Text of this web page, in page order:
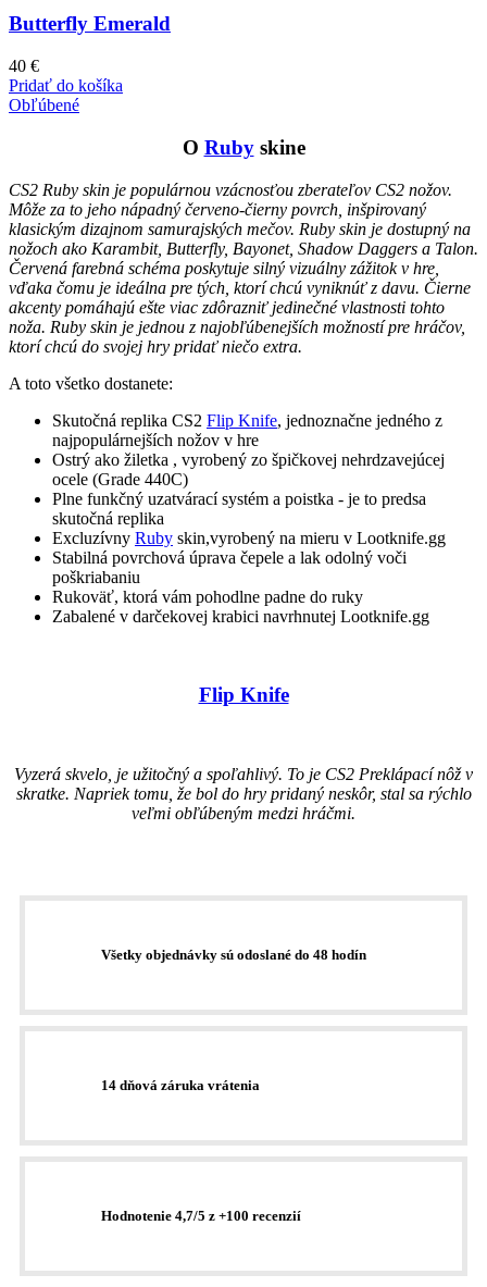
Butterfly Emerald
40 €
Pridať do košíka
Obľúbené
O Rubyskine
CS2 Ruby skin je populárnou vzácnosťou zberateľov CS2 nožov.
Môže za to jeho nápadný červeno-čierny povrch, inšpirovaný
klasickým dizajnom samurajských mečov. Ruby skin je dostupný na
nožoch ako Karambit, Butterfly, Bayonet, Shadow Daggers a Talon.
Červená farebná schéma poskytuje silný vizuálny zážitok v hre,
vďaka čomu je ideálna pre tých, ktorí chcú vyniknúť z davu. Čierne
akcenty pomáhajú ešte viac zdôrazniť jedinečné vlastnosti tohto
noža. Ruby skin je jednou z najobľúbenejších možností pre hráčov,
ktorí chcú do svojej hry pridať niečo extra.
A toto všetko dostanete:
Skutočná replika CS2 Flip Knife, jednoznačne jedného z
najpopulárnejších nožov v hre
Ostrý ako žiletka , vyrobený zo špičkovej nehrdzavejúcej
ocele (Grade 440C)
Plne funkčný uzatvárací systém a poistka - je to predsa
skutočná replika
Excluzívny Ruby skin,vyrobený na mieru v Lootknife.gg
Stabilná povrchová úprava čepele a lak odolný voči
poškriabaniu
Rukoväť, ktorá vám pohodlne padne do ruky
Zabalené v darčekovej krabici navrhnutej Lootknife.gg
Flip Knife
Vyzerá skvelo, je užitočný a spoľahlivý. To je CS2 Preklápací nôž v
skratke. Napriek tomu, že bol do hry pridaný neskôr, stal sa rýchlo
veľmi obľúbeným medzi hráčmi.
Všetky objednávky sú odoslané do 48 hodín
14 dňová záruka vrátenia
Hodnotenie 4,7/5 z +100 recenzií